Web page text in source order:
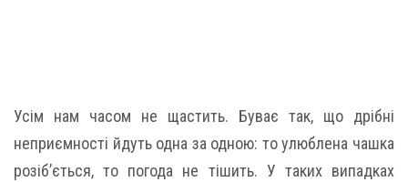
Усім нам часом не щастить. Буває так, що дрібні
неприємності йдуть одна за одною: то улюблена чашка
розіб’ється, то погода не тішить. У таких випадках